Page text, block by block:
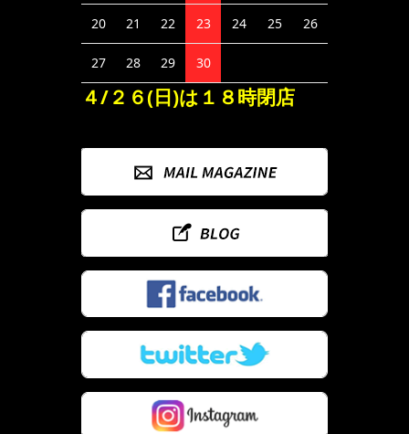
20 21 22 23 24 25 26
27 28 29 30
４/２６(日)は１８時閉店